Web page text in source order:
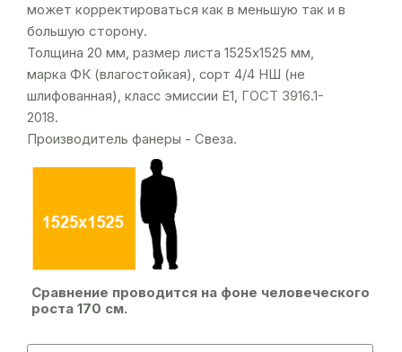
может корректироваться как в меньшую так и в
большую сторону.
Толщина 20 мм, размер листа 1525х1525 мм,
марка ФК (влагостойкая), сорт 4/4 НШ (не
шлифованная), класс эмиссии Е1, ГОСТ 3916.1-
2018.
Производитель фанеры - Свеза.
Сравнение проводится на фоне человеческого
роста 170 см.